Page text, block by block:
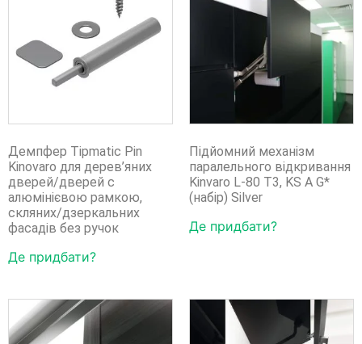
Демпфер Tipmatic Pin
Kinovaro для дерев’яних
дверей/дверей с
алюмінієвою рамкою,
скляних/дзеркальних
фасадів без ручок
Де придбати?
Підйомний механізм
паралельного відкривання
Kinvaro L-80 T3, KS A G*
(набір) Silver
Де придбати?